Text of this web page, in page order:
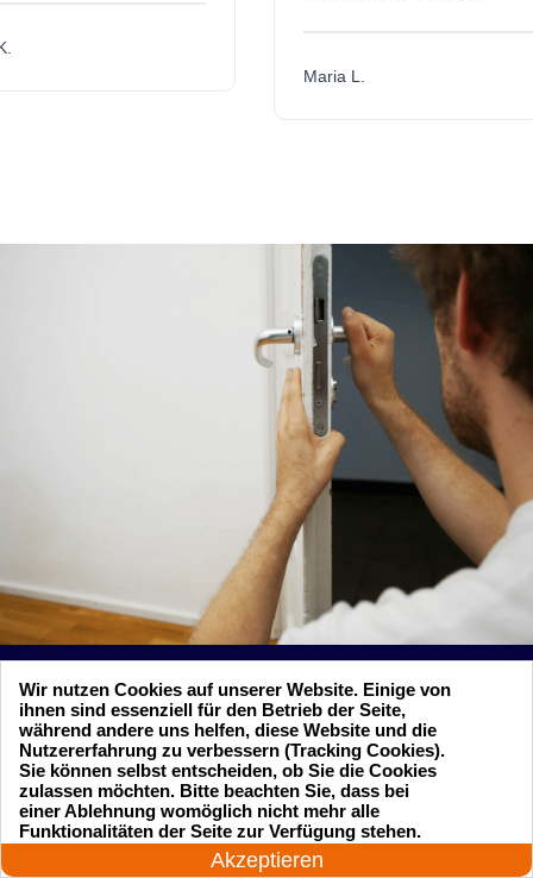
Maria L.
Suchen Sie einen Schlüsseldienst
zu einem vernünftigen Preis?
Rufen Sie uns an und unser professioneller
24 Stunden am Tag
Akzeptieren
Wir nutzen Cookies auf unserer Website. Einige von
ihnen sind essenziell für den Betrieb der Seite,
während andere uns helfen, diese Website und die
Nutzererfahrung zu verbessern (Tracking Cookies).
Sie können selbst entscheiden, ob Sie die Cookies
zulassen möchten. Bitte beachten Sie, dass bei
einer Ablehnung womöglich nicht mehr alle
Funktionalitäten der Seite zur Verfügung stehen.